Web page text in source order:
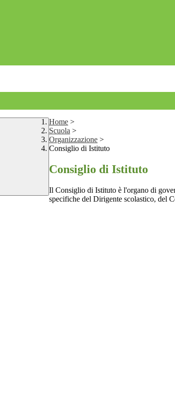
Home >
Scuola >
Organizzazione >
Consiglio di Istituto
Consiglio di Istituto
Il Consiglio di Istituto è l'organo di
specifiche del Dirigente scolastico, del